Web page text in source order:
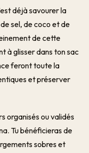
déjà savourer la
sel, de coco et de
de cette
à glisser dans ton sac
feront toute la
et préserver
organisés ou validés
Tu bénéficieras de
sobres et